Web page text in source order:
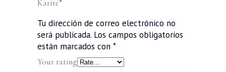
Karité”
Tu dirección de correo electrónico no
será publicada. Los campos obligatorios
están marcados con *
Your rating